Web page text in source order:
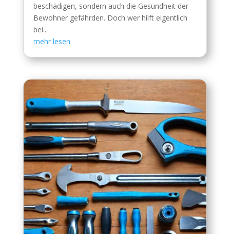
beschädigen, sondern auch die Gesundheit der
Bewohner gefährden. Doch wer hilft eigentlich
bei...
mehr lesen